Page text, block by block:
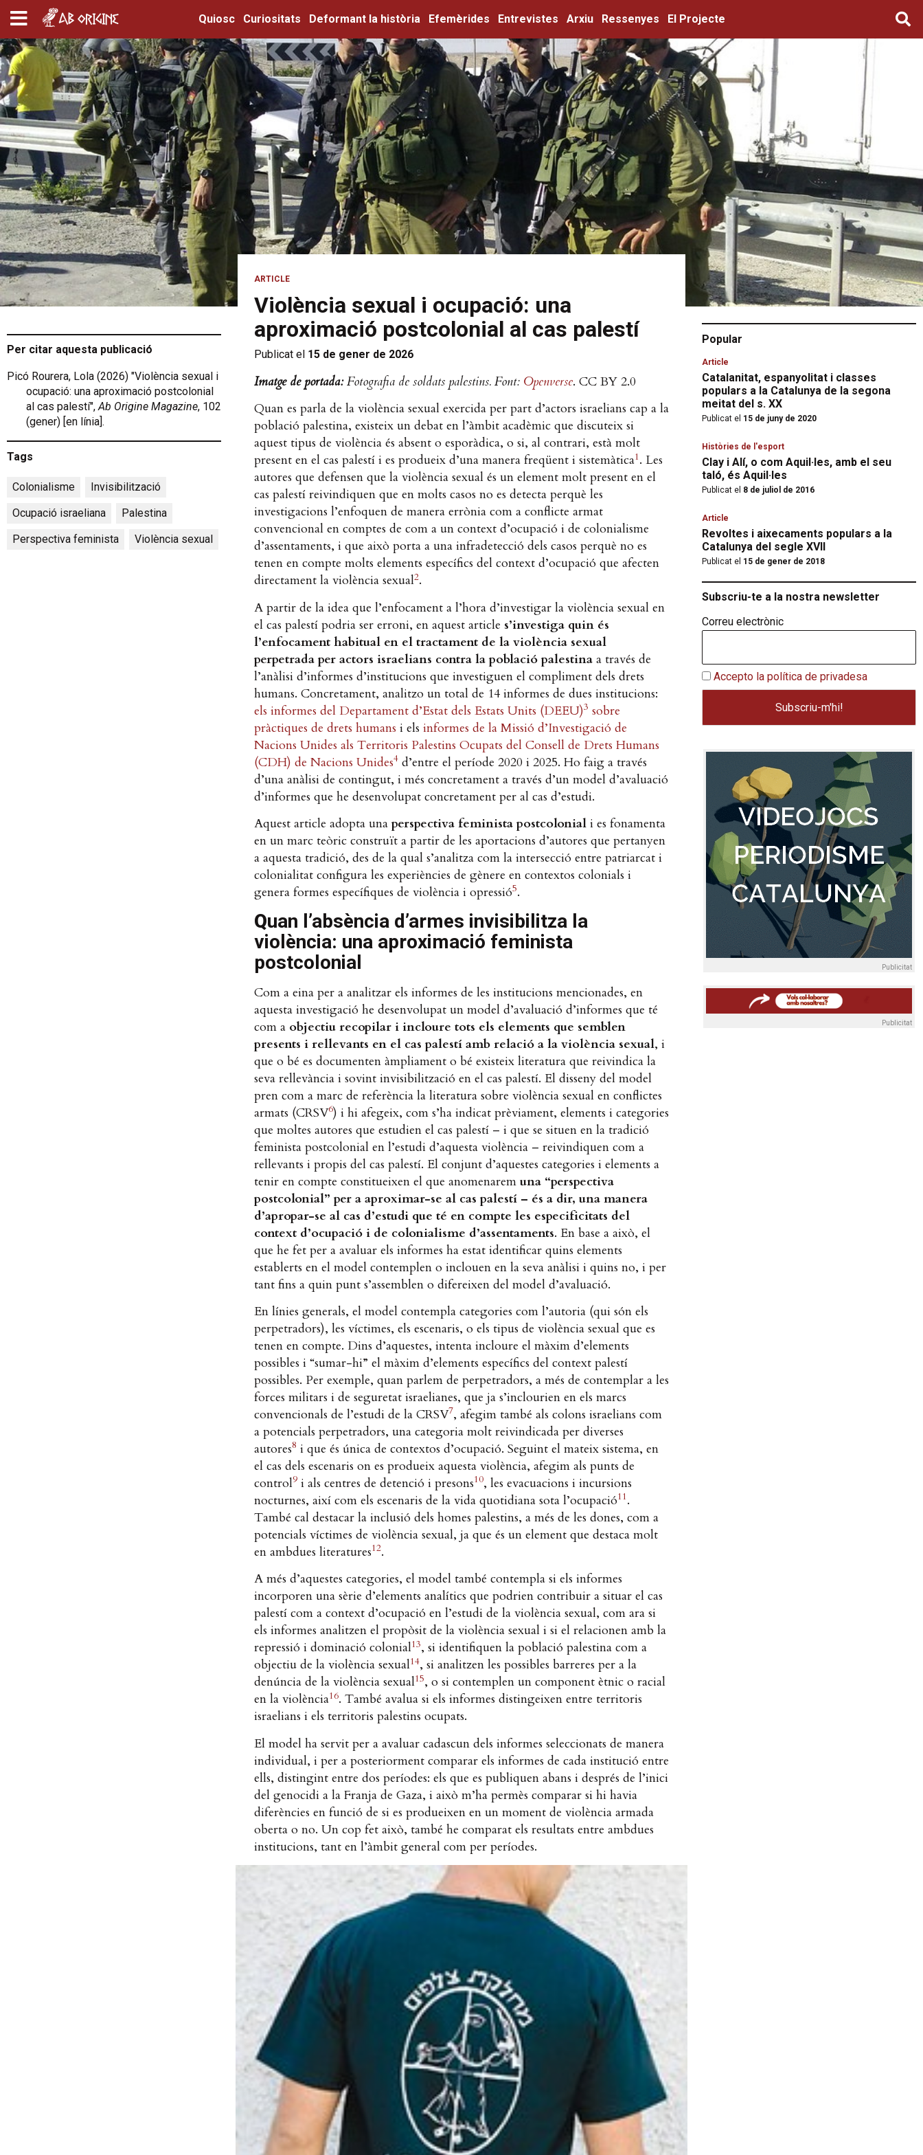
Quiosc Curiositats Deformant la història Efemèrides Entrevistes Arxiu Ressenyes El Projecte
Per citar aquesta publicació
Picó Rourera, Lola (2026) "Violència sexual i
ocupació: una aproximació postcolonial
al cas palestí",Ab Origine Magazine, 102
(gener) [en línia].
Tags
Colonialisme Invisibilització
Ocupació israeliana
Palestina
Perspectiva feminista
Violència sexual
ARTICLE
Violència sexual i ocupació: una
aproximació postcolonial al cas palestí
Publicat el 15 de gener de 2026
Imatge de portada:Fotografia de soldats palestins. Font: Openverse. CC BY 2.0
Quan es parla de la violència sexual exercida per part d’actors israelians cap a la
població palestina, existeix un debat en l’àmbit acadèmic que discuteix si
aquest tipus de violència és absent o esporàdica, o si, al contrari, està molt
present en el cas palestí i es produeix d’una manera freqüent i sistemàtica1. Les
autores que defensen que la violència sexual és un element molt present en el
cas palestí reivindiquen que en molts casos no es detecta perquè les
investigacions l’enfoquen de manera errònia com a conflicte armat
convencional en comptes de com a un context d’ocupació i de colonialisme
d’assentaments, i que això porta a una infradetecció dels casos perquè no es
tenen en compte molts elements específics del context d’ocupació que afecten
directament la violència sexual2.
A partir de la idea que l’enfocament a l’hora d’investigar la violència sexual en
el cas palestí podria ser erroni, en aquest article s’investiga quin és
l’enfocament habitual en el tractament de la violència sexual
perpetrada per actors israelians contra la població palestina a través de
l’anàlisi d’informes d’institucions que investiguen el compliment dels drets
humans. Concretament, analitzo un total de 14 informes de dues institucions:
els informes del Departament d’Estat dels Estats Units (DEEU)3 sobre
pràctiques de drets humans i els informes de la Missió d’Investigació de
Nacions Unides als Territoris Palestins Ocupats del Consell de Drets Humans
(CDH) de Nacions Unides4 d’entre el període 2020 i 2025. Ho faig a través
d’una anàlisi de contingut, i més concretament a través d’un model d’avaluació
d’informes que he desenvolupat concretament per al cas d’estudi.
Aquest article adopta una perspectiva feminista postcolonial i es fonamenta
en un marc teòric construït a partir de les aportacions d’autores que pertanyen
a aquesta tradició, des de la qual s’analitza com la intersecció entre patriarcat i
colonialitat configura les experiències de gènere en contextos colonials i
genera formes específiques de violència i opressió5.
Quan l’absència d’armes invisibilitza la
violència: una aproximació feminista
postcolonial
Com a eina per a analitzar els informes de les institucions mencionades, en
aquesta investigació he desenvolupat un model d’avaluació d’informes que té
com a objectiu recopilar i incloure tots els elements que semblen
presents i rellevants en el cas palestí amb relació a la violència sexual, i
que o bé es documenten àmpliament o bé existeix literatura que reivindica la
seva rellevància i sovint invisibilització en el cas palestí. El disseny del model
pren com a marc de referència la literatura sobre violència sexual en conflictes
armats (CRSV6) i hi afegeix, com s’ha indicat prèviament, elements i categories
que moltes autores que estudien el cas palestí – i que se situen en la tradició
feminista postcolonial en l’estudi d’aquesta violència – reivindiquen com a
rellevants i propis del cas palestí. El conjunt d’aquestes categories i elements a
tenir en compte constitueixen el que anomenarem una “perspectiva
postcolonial” per a aproximar-se al cas palestí – és a dir, una manera
d’apropar-se al cas d’estudi que té en compte les especificitats del
context d’ocupació i de colonialisme d’assentaments. En base a això, el
que he fet per a avaluar els informes ha estat identificar quins elements
establerts en el model contemplen o inclouen en la seva anàlisi i quins no, i per
tant fins a quin punt s’assemblen o difereixen del model d’avaluació.
En línies generals, el model contempla categories com l’autoria (qui són els
perpetradors), les víctimes, els escenaris, o els tipus de violència sexual que es
tenen en compte. Dins d’aquestes, intenta incloure el màxim d’elements
possibles i “sumar-hi” el màxim d’elements específics del context palestí
possibles. Per exemple, quan parlem de perpetradors, a més de contemplar a les
forces militars i de seguretat israelianes, que ja s’inclourien en els marcs
convencionals de l’estudi de la CRSV7, afegim també als colons israelians com
a potencials perpetradors, una categoria molt reivindicada per diverses
autores8 i que és única de contextos d’ocupació. Seguint el mateix sistema, en
el cas dels escenaris on es produeix aquesta violència, afegim als punts de
control9 i als centres de detenció i presons10, les evacuacions i incursions
nocturnes, així com els escenaris de la vida quotidiana sota l’ocupació11.
També cal destacar la inclusió dels homes palestins, a més de les dones, com a
potencials víctimes de violència sexual, ja que és un element que destaca molt
en ambdues literatures12.
A més d’aquestes categories, el model també contempla si els informes
incorporen una sèrie d’elements analítics que podrien contribuir a situar el cas
palestí com a context d’ocupació en l’estudi de la violència sexual, com ara si
els informes analitzen el propòsit de la violència sexual i si el relacionen amb la
repressió i dominació colonial13, si identifiquen la població palestina com a
objectiu de la violència sexual14, si analitzen les possibles barreres per a la
denúncia de la violència sexual15, o si contemplen un component ètnic o racial
en la violència16. També avalua si els informes distingeixen entre territoris
israelians i els territoris palestins ocupats.
El model ha servit per a avaluar cadascun dels informes seleccionats de manera
individual, i per a posteriorment comparar els informes de cada institució entre
ells, distingint entre dos períodes: els que es publiquen abans i després de l’inici
del genocidi a la Franja de Gaza, i això m’ha permès comparar si hi havia
diferències en funció de si es produeixen en un moment de violència armada
oberta o no. Un cop fet això, també he comparat els resultats entre ambdues
institucions, tant en l’àmbit general com per períodes.
Popular
Article
Catalanitat, espanyolitat i classes
populars a la Catalunya de la segona
meitat del s. XX
Publicat el 15 de juny de 2020
Històries de l'esport
Clay i Alí, o com Aquil·les, amb el seu
taló, és Aquil·les
Publicat el 8 de juliol de 2016
Article
Revoltes i aixecaments populars a la
Catalunya del segle XVII
Publicat el 15 de gener de 2018
Subscriu-te a la nostra newsletter
Correu electrònic
Accepto la política de privadesa
Publicitat
Publicitat